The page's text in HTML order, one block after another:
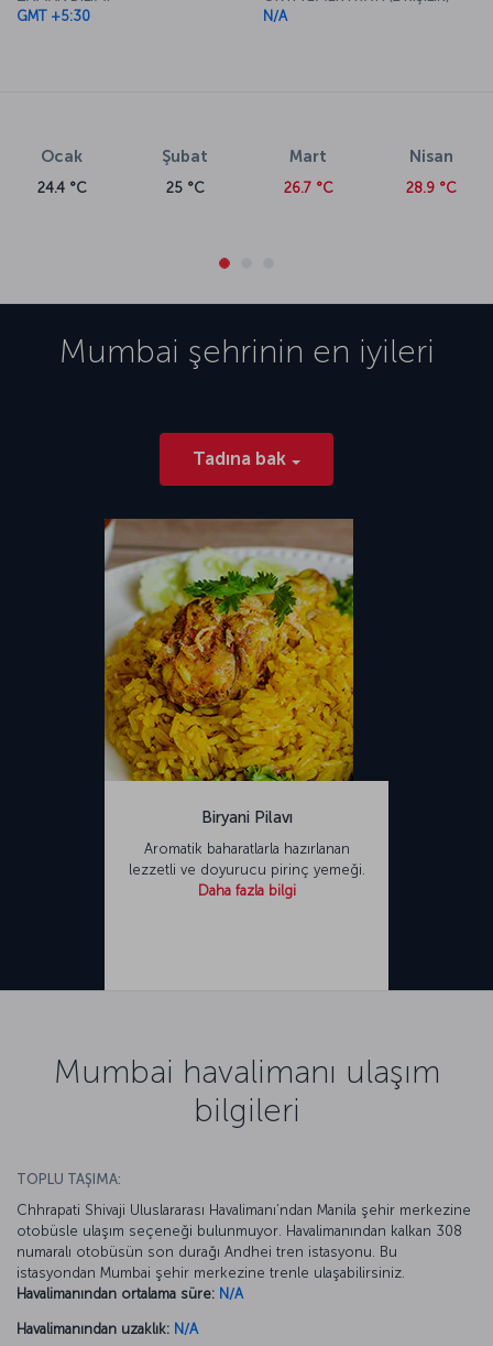
GMT +5:30
N/A
Ocak
24.4 °C
Şubat
25 °C
Mart
26.7 °C
Nisan
28.9 °C
Mumbai şehrinin en iyileri
Tadına bak
Biryani Pilavı
Aromatik baharatlarla hazırlanan
lezzetli ve doyurucu pirinç yemeği.
Daha fazla bilgi
Mumbai havalimanı ulaşım
bilgileri
TOPLU TAŞIMA:
Chhrapati Shivaji Uluslararası Havalimanı’ndan Manila şehir merkezine
otobüsle ulaşım seçeneği bulunmuyor. Havalimanından kalkan 308
numaralı otobüsün son durağı Andhei tren istasyonu. Bu
istasyondan Mumbai şehir merkezine trenle ulaşabilirsiniz.
Havalimanından ortalama süre: N/A
Havalimanından uzaklık: N/A